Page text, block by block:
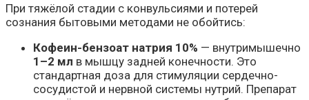
При тяжёлой стадии с конвульсиями и потерей
сознания бытовыми методами не обойтись:
Кофеин-бензоат натрия 10% — внутримышечно
1–2 мл в мышцу задней конечности. Это
стандартная доза для стимуляции сердечно-
сосудистой и нервной системы нутрий. Препарат